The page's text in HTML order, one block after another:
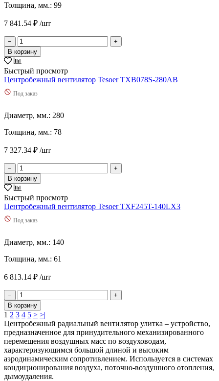
Толщина, мм.: 99
7 841.54 ₽ /шт
−
+
В корзину
Быстрый просмотр
Центробежный вентилятор Tesoer TXB078S-280AB
Под заказ
Диаметр, мм.: 280
Толщина, мм.: 78
7 327.34 ₽ /шт
−
+
В корзину
Быстрый просмотр
Центробежный вентилятор Tesoer TXF245T-140LX3
Под заказ
Диаметр, мм.: 140
Толщина, мм.: 61
6 813.14 ₽ /шт
−
+
В корзину
1 2 3 4 5 > >|
Центробежный радиальный вентилятор улитка – устройство,
предназначенное для принудительного механизированного
перемещения воздушных масс по воздуховодам,
характеризующимся большой длиной и высоким
аэродинамическим сопротивлением. Используется в системах
кондиционирования воздуха, поточно-воздушного отопления,
дымоудаления.